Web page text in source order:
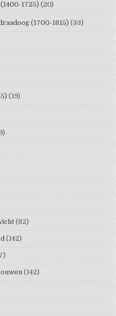
1725) (20)
(1700-1815) (33)
(19)
(82)
(142)
(142)